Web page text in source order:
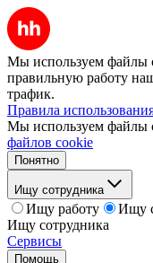
Мы используем файлы
правильную работу
трафик.
Правила
Мы используем файлы
файлов cookie
Понятно
Ищу сотрудника
Ищу работу
Ищу
Ищу сотрудника
Сервисы
Помощь